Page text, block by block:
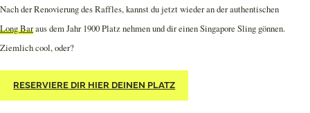
Nach der Renovierung des Raffles, kannst du jetzt wieder an der authentischen
Long Baraus dem Jahr 1900 Platz nehmen und dir einen Singapore Sling gönnen.
Ziemlich cool, oder?
RESERVIERE DIR HIER DEINEN PLATZ